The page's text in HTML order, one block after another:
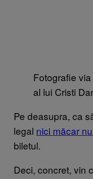
Fotografie via
al lui Cristi
Pe deasupra, ca
legal nici măcar
biletul.
Deci, concret, vin